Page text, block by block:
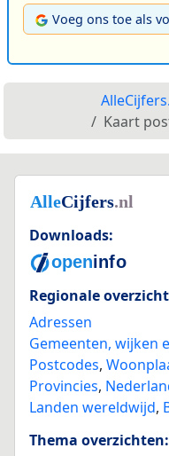
Voeg ons toe als
Kaart
Downloads:
Regionale
Adressen
Gemeenten, wijken
Postcodes,
Provincies,
Landen wereldwijd,
Thema overzichten: